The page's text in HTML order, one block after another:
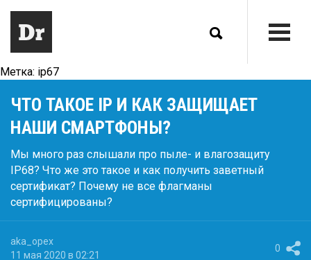
Метка: ip67
ЧТО ТАКОЕ IP И КАК ЗАЩИЩАЕТ
НАШИ СМАРТФОНЫ?
Мы много раз слышали про пыле- и влагозащиту
IP68? Что же это такое и как получить заветный
сертификат? Почему не все флагманы
сертифицированы?
aka_opex
11 мая 2020 в 02:21
0